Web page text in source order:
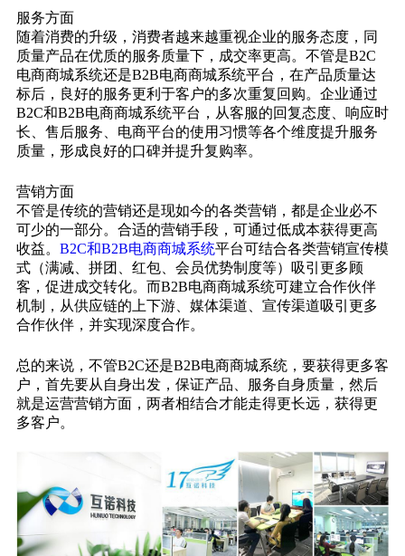
服务方面
随着消费的升级，消费者越来越重视企业的服务态度，同
质量产品在优质的服务质量下，成交率更高。不管是B2C
电商商城系统还是B2B电商商城系统平台，在产品质量达
标后，良好的服务更利于客户的多次重复回购。企业通过
B2C和B2B电商商城系统平台，从客服的回复态度、响应时
长、售后服务、电商平台的使用习惯等各个维度提升服务
质量，形成良好的口碑并提升复购率。
营销方面
不管是传统的营销还是现如今的各类营销，都是企业必不
可少的一部分。合适的营销手段，可通过低成本获得更高
收益。 B2C和B2B电商商城系统平台可结合各类营销宣传模
式（满减、拼团、红包、会员优势制度等）吸引更多顾
客，促进成交转化。而B2B电商商城系统可建立合作伙伴
机制，从供应链的上下游、媒体渠道、宣传渠道吸引更多
合作伙伴，并实现深度合作。
总的来说，不管B2C还是B2B电商商城系统，要获得更多客
户，首先要从自身出发，保证产品、服务自身质量，然后
就是运营营销方面，两者相结合才能走得更长远，获得更
多客户。